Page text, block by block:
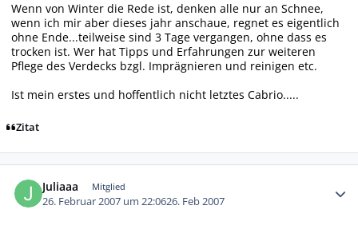
Wenn von Winter die Rede ist, denken alle nur an Schnee,
wenn ich mir aber dieses jahr anschaue, regnet es eigentlich
ohne Ende...teilweise sind 3 Tage vergangen, ohne dass es
trocken ist. Wer hat Tipps und Erfahrungen zur weiteren
Pflege des Verdecks bzgl. Imprägnieren und reinigen etc.
Ist mein erstes und hoffentlich nicht letztes Cabrio.....
Zitat
Juliaaa Mitglied
26. Februar 2007 um 22:0626. Feb 2007